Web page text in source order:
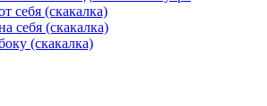
себя (скакалка)
себя (скакалка)
(скакалка)